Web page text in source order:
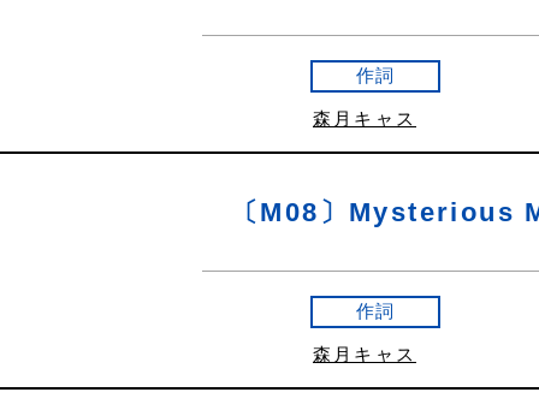
作詞
森月キャス
〔M08〕Mysterious
作詞
森月キャス